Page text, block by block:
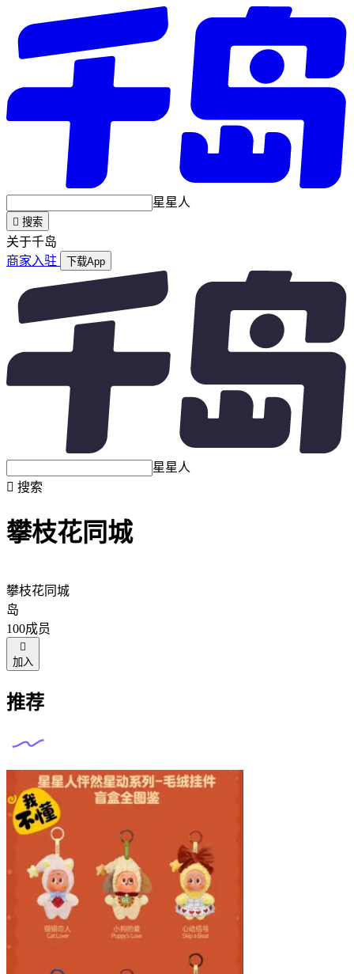
星星人
 搜索
关于千岛
商家入驻
下载App
星星人
 搜索
攀枝花同城
攀枝花同城
岛
100成员

加入
推荐